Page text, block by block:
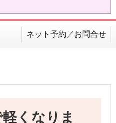
ネット予約／お問合せ
くなりま